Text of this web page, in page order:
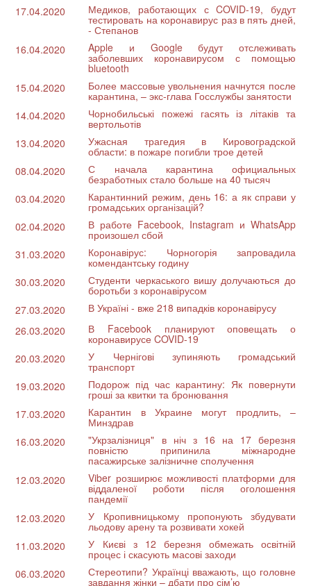
17.04.2020 Медиков, работающих с COVID-19, будут
тестировать на коронавирус раз в пять дней,
- Степанов
16.04.2020
Apple и Google будут отслеживать
заболевших коронавирусом с помощью
bluetooth
15.04.2020
Более массовые увольнения начнутся после
карантина, – экс-глава Госслужбы занятости
14.04.2020
Чорнобильські пожежі гасять із літаків та
вертольотів
13.04.2020
Ужасная трагедия в Кировоградской
области: в пожаре погибли трое детей
08.04.2020
С начала карантина официальных
безработных стало больше на 40 тысяч
03.04.2020
Карантинний режим, день 16: а як справи у
громадських організацій?
02.04.2020
В работе Facebook, Instagram и WhatsApp
произошел сбой
31.03.2020
Коронавірус: Чорногорія запровадила
комендантську годину
30.03.2020
Студенти черкаського вишу долучаються до
боротьби з коронавірусом
27.03.2020
В Україні - вже 218 випадків коронавірусу
26.03.2020
В Facebook планируют оповещать о
коронавирусе COVID-19
20.03.2020
У Чернігові зупиняють громадський
транспорт
19.03.2020
Подорож під час карантину: Як повернути
гроші за квитки та бронювання
17.03.2020
Карантин в Украине могут продлить, –
Минздрав
16.03.2020
"Укрзалізниця" в ніч з 16 на 17 березня
повністю припинила міжнародне
пасажирське залізничне сполучення
12.03.2020
Viber розширює можливості платформи для
віддаленої роботи після оголошення
пандемії
12.03.2020
У Кропивницькому пропонують збудувати
льодову арену та розвивати хокей
11.03.2020
У Києві з 12 березня обмежать освітній
процес і скасують масові заходи
06.03.2020
Стереотипи? Українці вважають, що головне
завдання жінки – дбати про сім’ю